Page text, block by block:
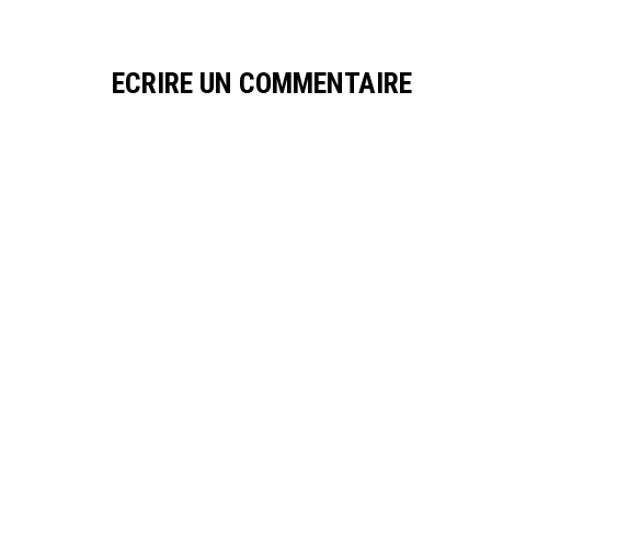
ECRIRE UN COMMENTAIRE